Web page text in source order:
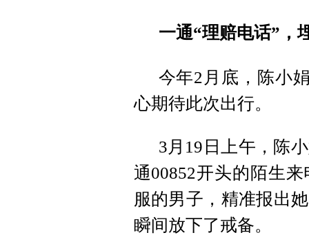
一通“理赔电话”，
今年2月底，陈小
心期待此次出行。
3月19日上午，陈
通00852开头的陌生
服的男子，精准报出
瞬间放下了戒备。